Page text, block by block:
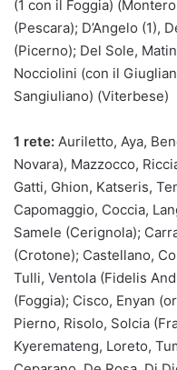
(1 con il Foggia)
(Pescara); D’Angelo (1),
(Picerno); Del Sole,
Nocciolini (con il
Sangiuliano) (Viterbese)
1 rete: Auriletto, Aya,
Novara), Mazzocco,
Gatti, Ghion, Katseris,
Capomaggio, Coccia,
Samele (Cerignola);
(Crotone); Castellano,
Tulli, Ventola (Fidelis
(Foggia); Cisco, Enyan
Pierno, Risolo, Solcia
Kyeremateng, Loreto,